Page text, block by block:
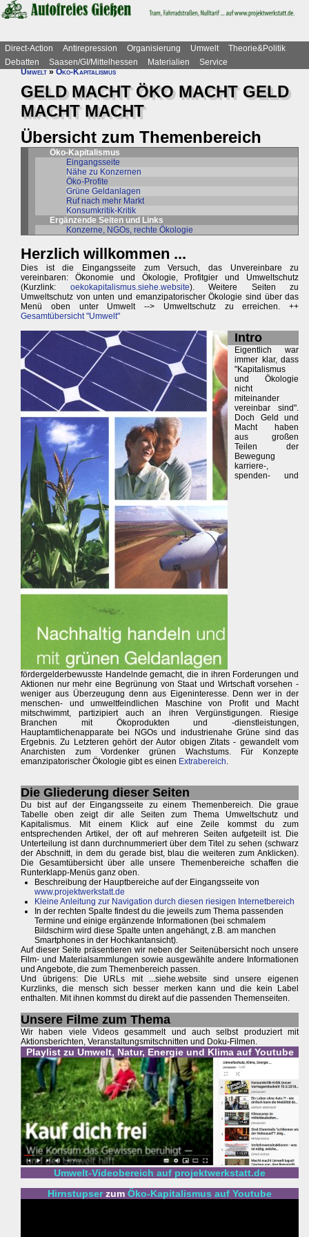
Direct-Action Antirepression Organisierung Umwelt
Theorie&Politik
Debatten
Saasen/GI/Mittelhessen Materialien
Service
Umwelt»Öko-Kapitalismus
GELD MACHT ÖKO MACHT GELD
MACHT MACHT
Übersicht zum Themenbereich
Öko-Kapitalismus
Eingangsseite
Nähe zu Konzernen
Öko-Profite
Grüne Geldanlagen
Ruf nach mehr Markt
Konsumkritik-Kritik
Ergänzende Seiten und Links
Konzerne, NGOs, rechte Ökologie
Herzlich willkommen ...
Dies ist die Eingangsseite zum Versuch, das Unvereinbare zu
vereinbaren: Ökonomie und Ökologie, Profitgier und Umweltschutz
(Kurzlink: oekokapitalismus.siehe.website). Weitere Seiten zu
Umweltschutz von unten und emanzipatorischer Ökologie sind über das
Menü oben unter Umwelt --> Umweltschutz zu erreichen. ++
Gesamtübersicht "Umwelt"
Intro
Eigentlich war
immer klar, dass
"Kapitalismus
und Ökologie
nicht
miteinander
vereinbar sind".
Doch Geld und
Macht haben
aus großen
Teilen der
Bewegung
karriere-,
spenden- und
fördergelderbewusste Handelnde gemacht, die in ihren Forderungen und
Aktionen nur mehr eine Begrünung von Staat und Wirtschaft vorsehen -
weniger aus Überzeugung denn aus Eigeninteresse. Denn wer in der
menschen- und umweltfeindlichen Maschine von Profit und Macht
mitschwimmt, partizipiert auch an ihren Vergünstigungen. Riesige
Branchen mit Ökoprodukten und -dienstleistungen,
Hauptamtlichenapparate bei NGOs und industrienahe Grüne sind das
Ergebnis. Zu Letzteren gehört der Autor obigen Zitats - gewandelt vom
Anarchisten zum Vordenker grünen Wachstums. Für Konzepte
emanzipatorischer Ökologie gibt es einen Extrabereich.
Die Gliederung dieser Seiten
Du bist auf der Eingangsseite zu einem Themenbereich. Die graue
Tabelle oben zeigt dir alle Seiten zum Thema Umweltschutz und
Kapitalismus. Mit einem Klick auf eine Zeile kommst du zum
entsprechenden Artikel, der oft auf mehreren Seiten aufgeteilt ist. Die
Unterteilung ist dann durchnummeriert über dem Titel zu sehen (schwarz
der Abschnitt, in dem du gerade bist, blau die weiteren zum Anklicken).
Die Gesamtübersicht über alle unsere Themenbereiche schaffen die
Runterklapp-Menüs ganz oben.
Beschreibung der Hauptbereiche auf der Eingangsseite von
www.projektwerkstatt.de
Kleine Anleitung zur Navigation durch diesen riesigen Internetbereich
In der rechten Spalte findest du die jeweils zum Thema passenden
Termine und einige ergänzende Informationen (bei schmalem
Bildschirm wird diese Spalte unten angehängt, z.B. am manchen
Smartphones in der Hochkantansicht).
Auf dieser Seite präsentieren wir neben der Seitenübersicht noch unsere
Film- und Materialsammlungen sowie ausgewählte andere Informationen
und Angebote, die zum Themenbereich passen.
Und übrigens: Die URLs mit ...siehe.website sind unsere eigenen
Kurzlinks, die mensch sich besser merken kann und die kein Label
enthalten. Mit ihnen kommst du direkt auf die passenden Themenseiten.
Unsere Filme zum Thema
Wir haben viele Videos gesammelt und auch selbst produziert mit
Aktionsberichten, Veranstaltungsmitschnitten und Doku-Filmen.
Playlist zu Umwelt, Natur, Energie und Klima auf Youtube
Umwelt-Videobereich auf projektwerkstatt.de
HirnstupserzumÖko-Kapitalismus auf Youtube